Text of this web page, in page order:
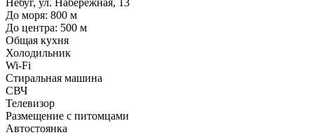
До моря: 800 м
До центра: 500 м
Общая кухня
Холодильник
Wi-Fi
Стиральная машина
СВЧ
Телевизор
Размещение с питомцами
Автостоянка